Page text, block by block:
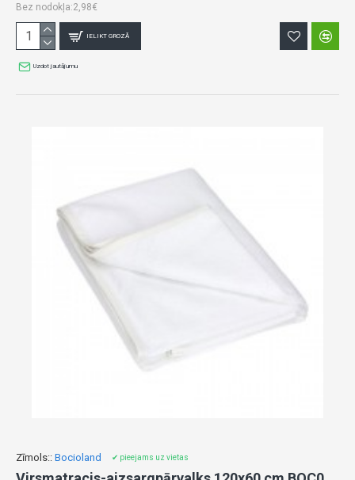
Bez nodokļa:2,98€
IELIKT GROZĀ
Uzdot jautājumu
Zīmols:: Bocioland ✔ pieejams uz vietas